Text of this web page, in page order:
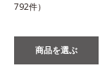
792件）
商品を選ぶ